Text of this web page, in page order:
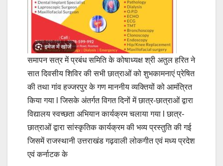
समापन सत्र में प्रबंध समिति के कोषाध्यक्ष श्री अतुल हरित ने
सात दिवसीय शिविर की सभी छात्राओं को शुभकामनाएं प्रेषित
की तथा गांव हज्जरपुर के गण माननीय व्यक्तियों को आमंत्रित
किया गया l जिसके अंतर्गत विगत दिनों में छात्र-छात्राओं द्वारा
विद्यालय स्वच्छता अभियान कार्यक्रम चलाया गया l छात्र-
छात्राओं द्वारा सांस्कृतिक कार्यक्रम की भव्य प्रस्तुति की गई
जिसमें राजस्थानी उत्तराखंड गढ़वाली लोकगीत एवं मध्य प्रदेश
एवं कर्नाटक के